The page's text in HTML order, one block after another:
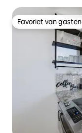
Favoriet van gasten
Favoriet van gasten